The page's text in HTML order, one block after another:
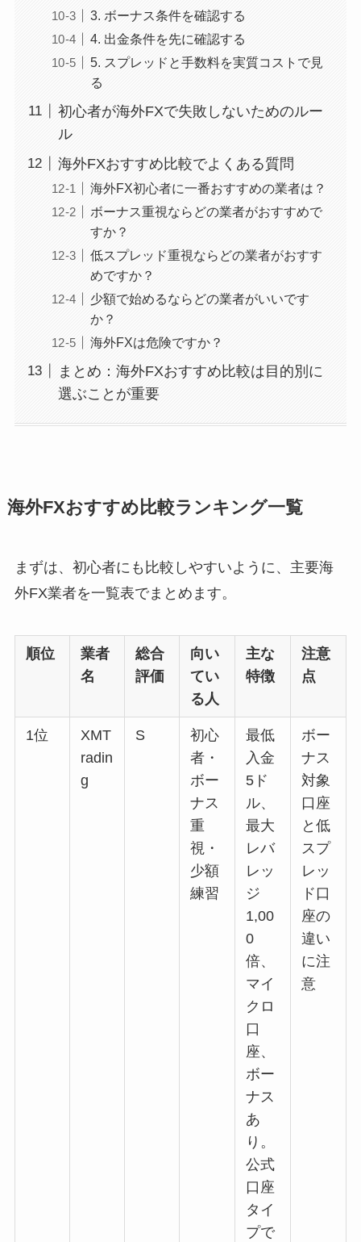
3. ボーナス条件を確認する
4. 出金条件を先に確認する
5. スプレッドと手数料を実質コストで見
る
初心者が海外FXで失敗しないためのルー
ル
海外FXおすすめ比較でよくある質問
海外FX初心者に一番おすすめの業者は？
ボーナス重視ならどの業者がおすすめで
すか？
低スプレッド重視ならどの業者がおすす
めですか？
少額で始めるならどの業者がいいです
か？
海外FXは危険ですか？
まとめ：海外FXおすすめ比較は目的別に
選ぶことが重要
海外FXおすすめ比較ランキング一覧
まずは、初心者にも比較しやすいように、主要海
外FX業者を一覧表でまとめます。
順位
業者
名
総合
評価
向い
てい
る人
主な
特徴
注意
点
1位
XMT
radin
g
S
初心
者・
ボー
ナス
重
視・
少額
練習
最低
入金
5ド
ル、
最大
レバ
レッ
ジ
1,00
0
倍、
マイ
クロ
口
座、
ボー
ナス
あ
り。
公式
口座
タイ
プで
ボー
ナス
対象
口座
と低
スプ
レッ
ド口
座の
違い
に注
意